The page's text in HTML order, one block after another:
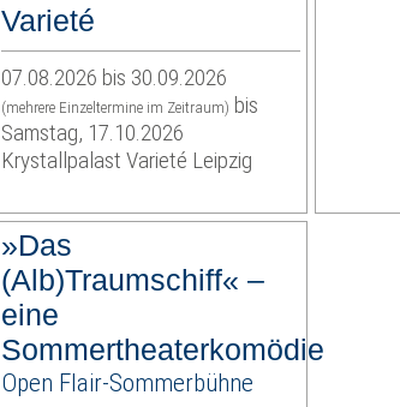
Varieté
07.08.2026 bis 30.09.2026
(mehrere Einzeltermine im Zeitraum) bis
Samstag, 17.10.2026
Krystallpalast Varieté Leipzig
»Das
(Alb)Traumschiff« –
eine
Sommertheaterkomödie
Open Flair-Sommerbühne